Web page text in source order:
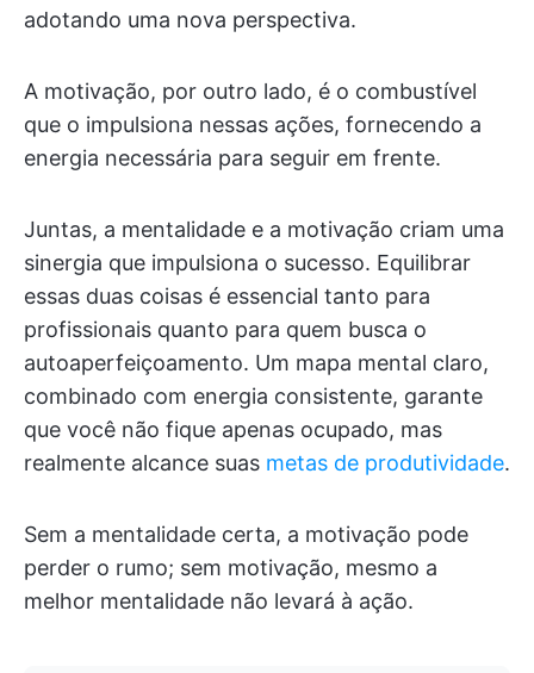
adotando uma nova perspectiva.
A motivação, por outro lado, é o combustível
que o impulsiona nessas ações, fornecendo a
energia necessária para seguir em frente.
Juntas, a mentalidade e a motivação criam uma
sinergia que impulsiona o sucesso. Equilibrar
essas duas coisas é essencial tanto para
profissionais quanto para quem busca o
autoaperfeiçoamento. Um mapa mental claro,
combinado com energia consistente, garante
que você não fique apenas ocupado, mas
realmente alcance suas metas de produtividade.
Sem a mentalidade certa, a motivação pode
perder o rumo; sem motivação, mesmo a
melhor mentalidade não levará à ação.